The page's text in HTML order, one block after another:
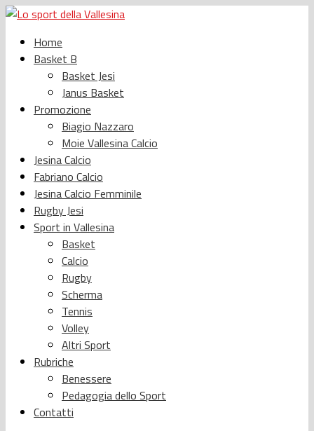
Home
Basket B
Basket Jesi
Janus Basket
Promozione
Biagio Nazzaro
Moie Vallesina Calcio
Jesina Calcio
Fabriano Calcio
Jesina Calcio Femminile
Rugby Jesi
Sport in Vallesina
Basket
Calcio
Rugby
Scherma
Tennis
Volley
Altri Sport
Rubriche
Benessere
Pedagogia dello Sport
Contatti